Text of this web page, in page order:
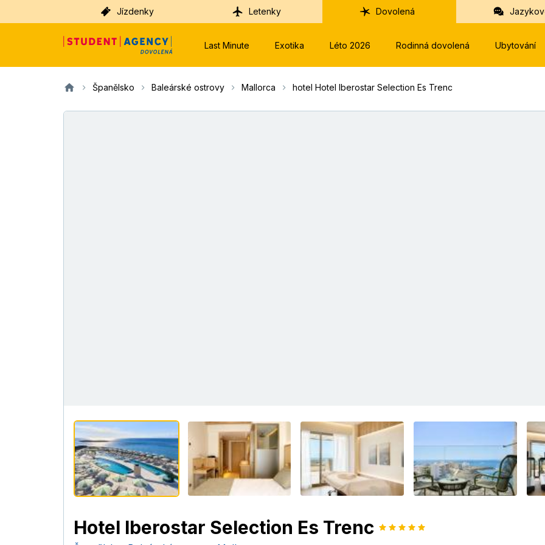
Jízdenky Letenky Dovolená
Last Minute Exotika Léto 2026 Rodinná dovolená Ubytování
Španělsko Baleárské ostrovy Mallorca hotel Hotel Iberostar Selection Es Trenc
Hotel Iberostar Selection Es Trenc